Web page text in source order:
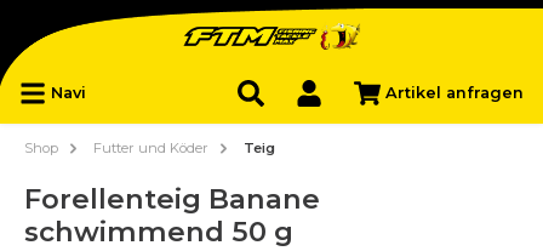
Navi Artikel anfragen
Shop Futter und Köder Teig
Forellenteig Banane
schwimmend 50 g